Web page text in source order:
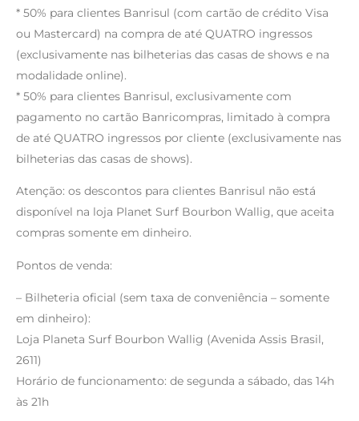
* 50% para clientes Banrisul (com cartão de crédito Visa
ou Mastercard) na compra de até QUATRO ingressos
(exclusivamente nas bilheterias das casas de shows e na
modalidade online).
* 50% para clientes Banrisul, exclusivamente com
pagamento no cartão Banricompras, limitado à compra
de até QUATRO ingressos por cliente (exclusivamente nas
bilheterias das casas de shows).
Atenção: os descontos para clientes Banrisul não está
disponível na loja Planet Surf Bourbon Wallig, que aceita
compras somente em dinheiro.
Pontos de venda:
– Bilheteria oficial (sem taxa de conveniência – somente
em dinheiro):
Loja Planeta Surf Bourbon Wallig (Avenida Assis Brasil,
2611)
Horário de funcionamento: de segunda a sábado, das 14h
às 21h